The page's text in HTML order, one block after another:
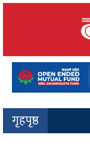
गृहपृष्ठ